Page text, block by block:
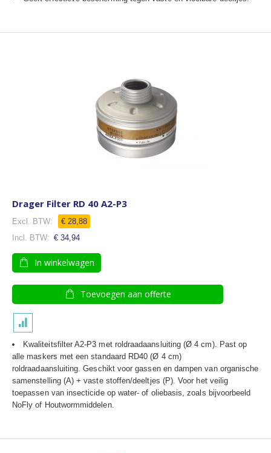
Drager Filter RD 40 A2-P3
€ 28,88
€ 34,94
In winkelwagen
Toevoegen aan offerte
Kwaliteitsfilter A2-P3 met roldraadaansluiting (Ø 4 cm). Past op
alle maskers met een standaard RD40 (Ø 4 cm)
roldraadaansluiting. Geschikt voor gassen en dampen van organische
samenstelling (A) + vaste stoffen/deeltjes (P). Voor het veilig
toepassen van insecticide op water- of oliebasis, zoals bijvoorbeeld
NoFly of Houtwormmiddelen.